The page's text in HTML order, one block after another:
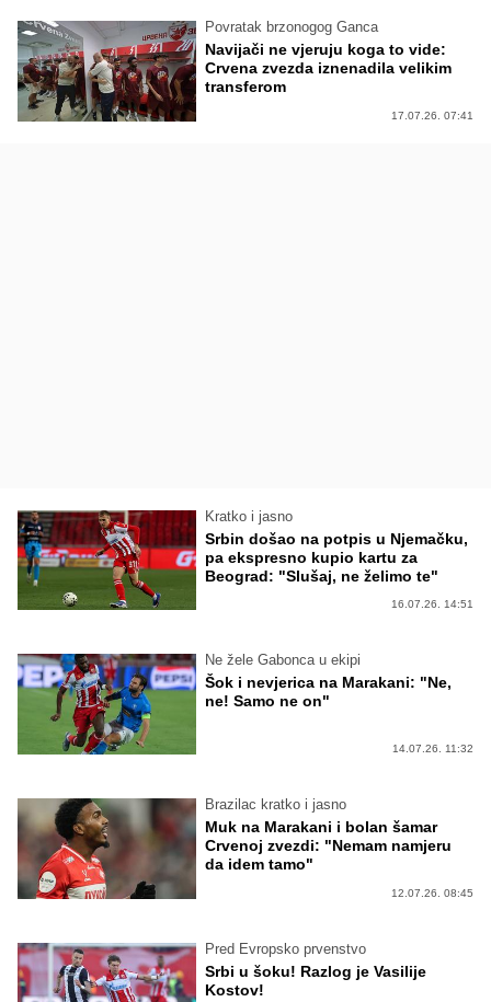
Povratak brzonogog Ganca
Navijači ne vjeruju koga to vide:
Crvena zvezda iznenadila velikim
transferom
17.07.26. 07:41
Kratko i jasno
Srbin došao na potpis u Njemačku,
pa ekspresno kupio kartu za
Beograd: "Slušaj, ne želimo te"
16.07.26. 14:51
Ne žele Gabonca u ekipi
Šok i nevjerica na Marakani: "Ne,
ne! Samo ne on"
14.07.26. 11:32
Brazilac kratko i jasno
Muk na Marakani i bolan šamar
Crvenoj zvezdi: "Nemam namjeru
da idem tamo"
12.07.26. 08:45
Pred Evropsko prvenstvo
Srbi u šoku! Razlog je Vasilije
Kostov!